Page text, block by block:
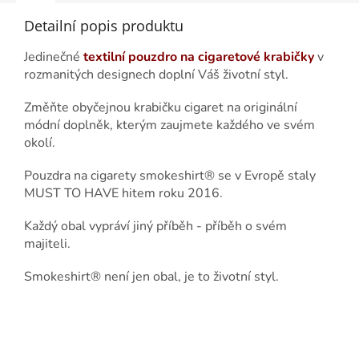
Detailní popis produktu
Jedinečné textilní pouzdro na cigaretové krabičkyv
rozmanitých designech doplní Váš životní styl.
Změňte obyčejnou krabičku cigaret na originální
módní doplněk, kterým zaujmete každého ve svém
okolí.
Pouzdra na cigarety smokeshirt® se v Evropě staly
MUST TO HAVE hitem roku 2016.
Každý obal vypráví jiný příběh - příběh o svém
majiteli.
Smokeshirt® není jen obal, je to životní styl.